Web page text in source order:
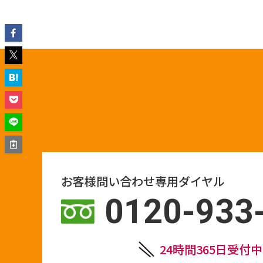
お客様問い合わせ専用ダイヤル
0120-
24時間365日受付